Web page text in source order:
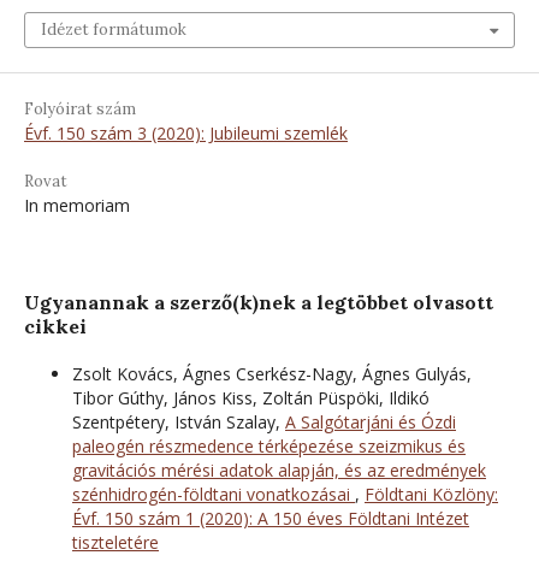
Idézet formátumok
Folyóirat szám
Évf. 150 szám 3 (2020): Jubileumi szemlék
Rovat
In memoriam
Ugyanannak a szerző(k)nek a legtöbbet olvasott
cikkei
Zsolt Kovács, Ágnes Cserkész-Nagy, Ágnes Gulyás,
Tibor Gúthy, János Kiss, Zoltán Püspöki, Ildikó
Szentpétery, István Szalay, A Salgótarjáni és Ózdi
paleogén részmedence térképezése szeizmikus és
gravitációs mérési adatok alapján, és az eredmények
szénhidrogén-földtani vonatkozásai , Földtani Közlöny:
Évf. 150 szám 1 (2020): A 150 éves Földtani Intézet
tiszteletére